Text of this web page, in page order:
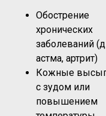
Обострение
хронических
заболеваний
астма, артрит)
Кожные
с зудом или
повышением